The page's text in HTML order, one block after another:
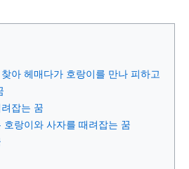
아 헤매다가 호랑이를 만나 피하고
잡는 꿈
호랑이와 사자를 때려잡는 꿈